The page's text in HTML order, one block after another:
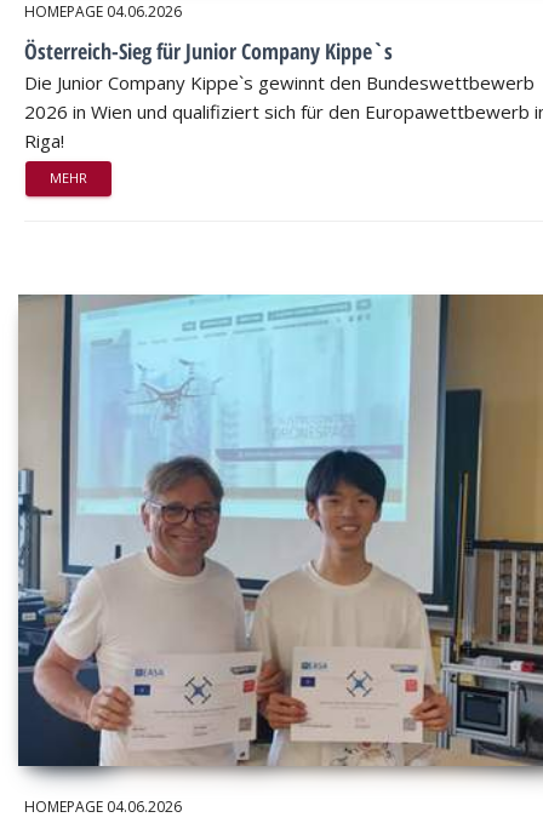
HOMEPAGE 04.06.2026
Österreich-Sieg für Junior Company Kippe`s
Die Junior Company Kippe`s gewinnt den Bundeswettbewerb
2026 in Wien und qualifiziert sich für den Europawettbewerb
Riga!
MEHR
HOMEPAGE 04.06.2026